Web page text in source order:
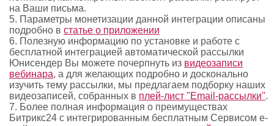
на Ваши письма.
5. Параметры монетизации данной интеграции описаны
подробно в статье о приложении
6. Полезную информацию по установке и работе с
бесплатной интеграцией автоматической рассылки
Юнисендер Вы можете почерпнуть из видеозаписи
вебинара, а для желающих подробно и досконально
изучить тему рассылки, мы предлагаем подборку наших
видеозаписей, собранных в плей-лист "Email-рассылки".
7. Более полная информация о преимуществах
Битрикс24 с интегрированным бесплатным Сервисом e-